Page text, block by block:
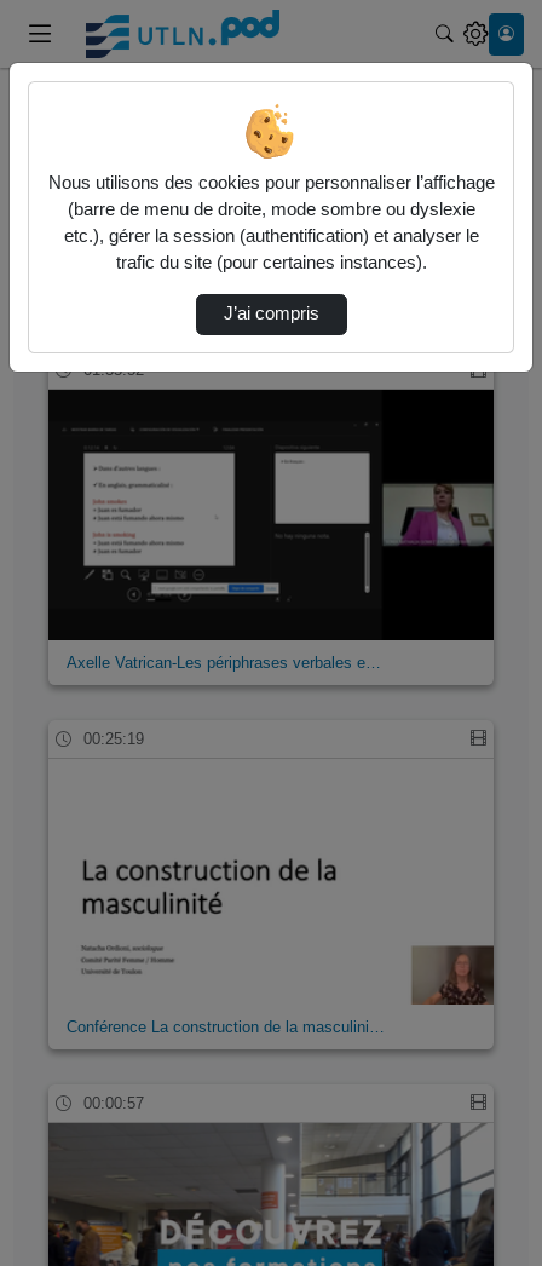
157 vidéos trouvées
Audio Vidéo Statistiques de vues
01:35:52
Axelle Vatrican-Les périphrases verbales e…
00:25:19
Conférence La construction de la masculini…
00:00:57
Nous utilisons des cookies pour personnaliser l’affichage
(barre de menu de droite, mode sombre ou dyslexie
etc.), gérer la session (authentification) et analyser le
trafic du site (pour certaines instances).
J’ai compris